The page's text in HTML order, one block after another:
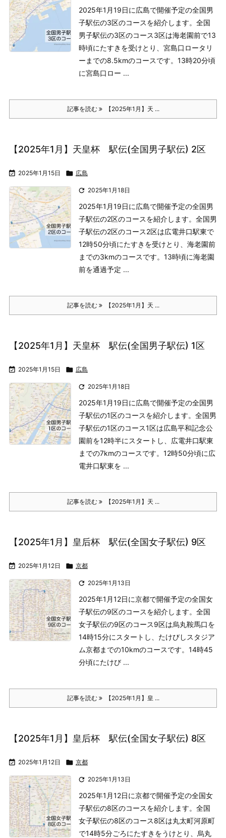
2025年1月19日に広島で開催予定の全国男
子駅伝の3区のコースを紹介します。 全国
男子駅伝の3区のコース3区は海老園前で13
時頃にたすきを受けとり、宮島口ロータリ
ーまでの8.5kmのコースです。13時20分頃
に宮島口ロー ...
記事を読む 【2025年1月】天 ...
【2025年1月】天皇杯 駅伝(全国男子駅伝) 2区
 2025年1月15日  広島
 2025年1月18日
2025年1月19日に広島で開催予定の全国男
子駅伝の2区のコースを紹介します。 全国男
子駅伝の2区のコース2区は広電井口駅東で
12時50分頃にたすきを受けとり、海老園前
までの3kmのコースです。13時頃に海老園
前を通過予定 ...
記事を読む 【2025年1月】天 ...
【2025年1月】天皇杯 駅伝(全国男子駅伝) 1区
 2025年1月15日  広島
 2025年1月18日
2025年1月19日に広島で開催予定の全国男
子駅伝の1区のコースを紹介します。 全国男
子駅伝の1区のコース1区は広島平和記念公
園前を12時半にスタートし、広電井口駅東
までの7kmのコースです。12時50分頃に広
電井口駅東を ...
記事を読む 【2025年1月】天 ...
【2025年1月】皇后杯 駅伝(全国女子駅伝) 9区
 2025年1月12日  京都
 2025年1月13日
2025年1月12日に京都で開催予定の全国女
子駅伝の9区のコースを紹介します。 全国
女子駅伝の9区のコース9区は烏丸鞍馬口を
14時15分にスタートし、たけびしスタジア
ム京都までの10kmのコースです。14時45
分頃にたけび ...
記事を読む 【2025年1月】皇 ...
【2025年1月】皇后杯 駅伝(全国女子駅伝) 8区
 2025年1月12日  京都
 2025年1月13日
2025年1月12日に京都で開催予定の全国女
子駅伝の8区のコースを紹介します。 全国
女子駅伝の8区のコース8区は丸太町河原町
で14時5分ごろにたすきをうけとり、烏丸